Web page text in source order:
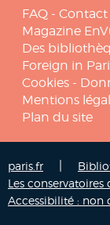
FAQ - Contact
Magazine
Des
Foreign in
Cookies -
Mentions
Plan du site
paris.fr
Les
Accessibilité : non